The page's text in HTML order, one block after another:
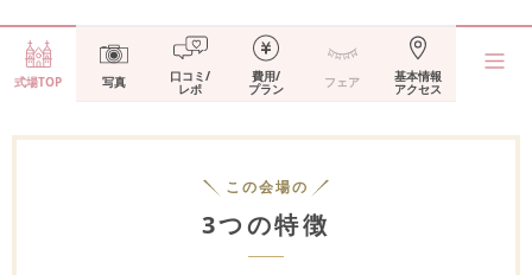
式場TOP 写真 口コミ/
レポ
費用/
プラン フェア 基本情報
アクセス
この会場の
3つの特徴